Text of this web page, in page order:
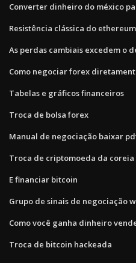
Converter dinheiro do méxico
Resistência clássica do ethereum
As perdas cambiais excedem o
Como negociar forex
Tabelas e gráficos financeiros
Troca de bolsa forex
Manual de negociação baixar
Troca de criptomoeda da coreia
E financiar bitcoin
Grupo de sinais de negociação
Como você ganha dinheiro
Troca de bitcoin hackeada